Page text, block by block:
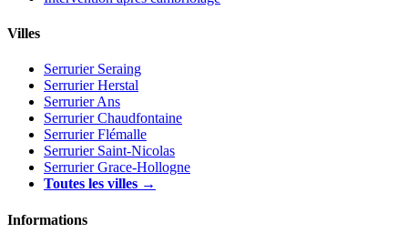
Villes
Serrurier Seraing
Serrurier Herstal
Serrurier Ans
Serrurier Chaudfontaine
Serrurier Flémalle
Serrurier Saint-Nicolas
Serrurier Grace-Hollogne
Toutes les villes →
Informations